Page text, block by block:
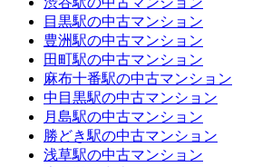
目黒駅の中古マンション
豊洲駅の中古マンション
田町駅の中古マンション
麻布十番駅の中古マンション
中目黒駅の中古マンション
月島駅の中古マンション
勝どき駅の中古マンション
浅草駅の中古マンション